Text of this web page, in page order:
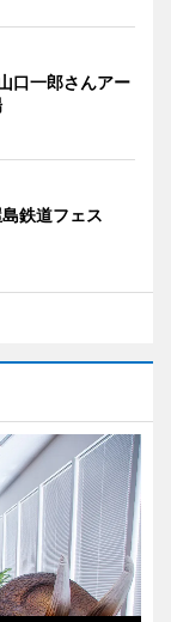
口一郎さんアー
鉄道フェス